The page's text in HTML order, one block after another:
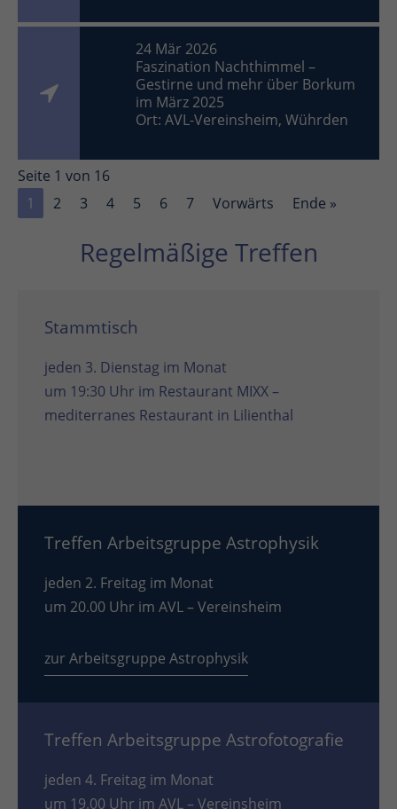
24 Mär 2026
Faszination Nachthimmel –
Gestirne und mehr über Borkum
im März 2025
Ort: AVL-Vereinsheim, Wührden
Seite 1 von 16
1
2 3 4 5 6 7 Vorwärts Ende »
Regelmäßige Treffen
Stammtisch
jeden 3. Dienstag im Monat
um 19:30 Uhr im Restaurant MIXX –
mediterranes Restaurant in Lilienthal
Treffen Arbeitsgruppe Astrophysik
jeden 2. Freitag im Monat
um 20.00 Uhr im AVL – Vereinsheim
zur Arbeitsgruppe Astrophysik
Treffen Arbeitsgruppe Astrofotografie
jeden 4. Freitag im Monat
um 19.00 Uhr im AVL – Vereinsheim